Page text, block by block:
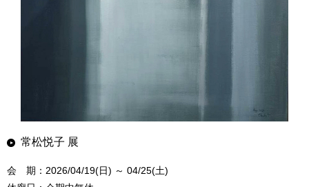
常松悦子 展
会 期：2026/04/19(日) ～ 04/25(土)